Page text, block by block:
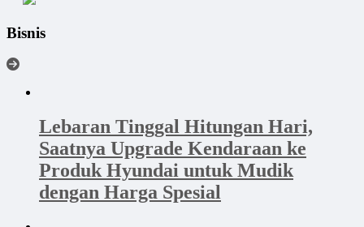
Bisnis
Lebaran Tinggal Hitungan Hari,
Saatnya Upgrade Kendaraan ke
Produk Hyundai untuk Mudik
dengan Harga Spesial